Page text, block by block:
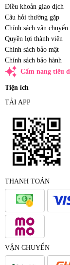
Điều khoản giao dịch
Câu hỏi thường gặp
Chính sách vận chuyển
Quyền lợi thành viên
Chính sách bảo mật
Chính sách bảo hành
auto_awesome Cẩm nang tiêu
Tiện ích
TẢI APP
THANH TOÁN
VẬN CHUYỂN